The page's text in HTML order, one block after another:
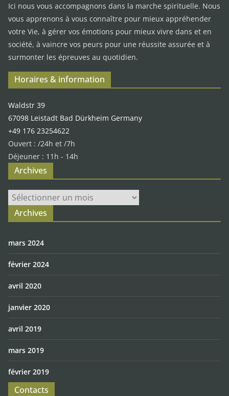
Ici nous vous accompagnons dans la marche spirituelle. Nous
vous apprenons à vous connaître pour mieux appréhender
votre Vie, à gérer vos émotions pour mieux vivre dans et en
société, à vaincre vos peurs pour une réussite assurée et à
surmonter les épreuves au quotidien.
Horaires & information
Waldstr 39
67098 Leistadt Bad Dürkheim Germany
+49 176 23254622
Ouvert : /24h et /7h
Déjeuner : 11h - 14h
Archives
Archives
Archives
mars 2024
février 2024
avril 2020
janvier 2020
avril 2019
mars 2019
février 2019
Contacts